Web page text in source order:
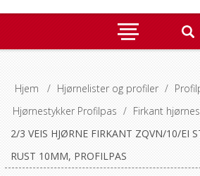
Hjem / Hjørnelister og profiler /
Hjørnestykker Profilpas / Firkant
2/3 VEIS HJØRNE FIRKANT ZQVN/10/EI
RUST 10MM, PROFILPAS